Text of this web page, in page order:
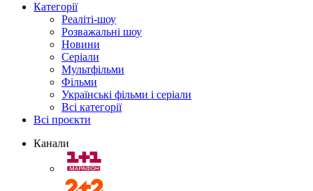
Категорії
Реаліті-шоу
Розважальні шоу
Новини
Серіали
Мультфільми
Фільми
Українські фільми і серіали
Всі категорії
Всі проєкти
Канали